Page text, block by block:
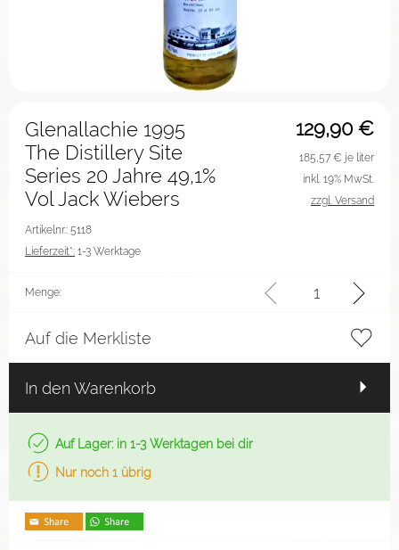
129,90 €
Glenallachie 1995
The Distillery Site
Series 20 Jahre 49,1%
Vol Jack Wiebers
Artikelnr.: 5118
Lieferzeit*: 1-3 Werktage
185,57 € je liter
inkl. 19% MwSt.
zzgl. Versand
Menge:
Auf die Merkliste
In den Warenkorb
Auf Lager: in 1-3 Werktagen bei dir
Nur noch 1 übrig